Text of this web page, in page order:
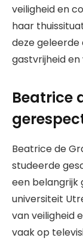
veiligheid en
haar
deze
gastvrijheid
Beatrice
Beatrice de
studeerde
een belangrijk
universiteit
van veiligheid
vaak op